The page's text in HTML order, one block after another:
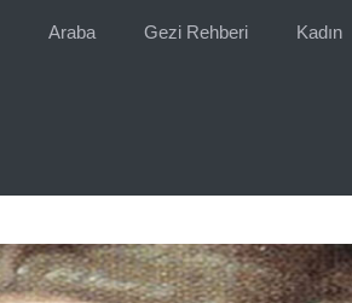
Araba Gezi Rehberi Kadın